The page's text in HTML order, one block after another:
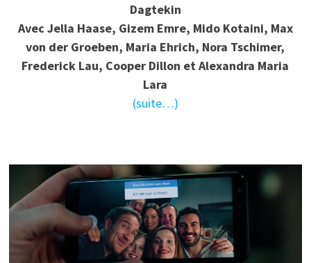
Dagtekin
Avec Jella Haase, Gizem Emre, Mido Kotaini, Max
von der Groeben, Maria Ehrich, Nora Tschimer,
Frederick Lau, Cooper Dillon et Alexandra Maria
Lara
(suite…)